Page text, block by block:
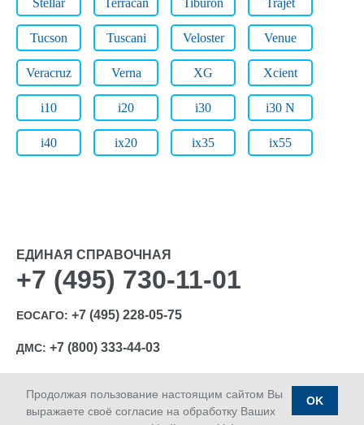
Stellar Terracan Tiburon Trajet
Tucson Tuscani Veloster Venue
Veracruz Verna XG Xcient
i10 i20 i30 i30 N
i40 ix20 ix35 ix55
Продолжая пользование настоящим сайтом Вы
выражаете своё согласие на обработку Ваших
OK
ЕДИНАЯ СПРАВОЧНАЯ
+7 (495) 730-11-01
ЕОСАГО: +7 (495) 228-05-75
ДМС: +7 (800) 333-44-03